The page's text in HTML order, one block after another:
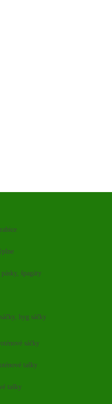
pásky, špagáty
hyg sáčky
sáčky
tašky
tašky